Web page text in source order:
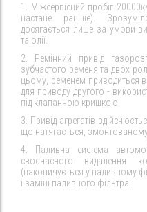
1. Міжсервісний пробіг
настане раніше).
досягається лише за умови
та олії.
2. Ремінний привід
зубчастого ременя та двох
цьому, ременем приводиться в
для приводу другого -
під клапанною кришкою.
3. Привід агрегатів
що натягається,
4. Паливна система
своєчасного видалення
(накопичується у паливному
і заміні паливного фільтра.